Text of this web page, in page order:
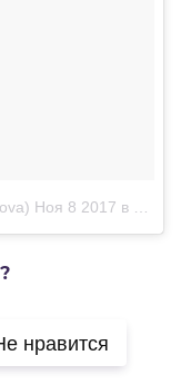
Ноя 8 2017 в 7:52 PST
нравится